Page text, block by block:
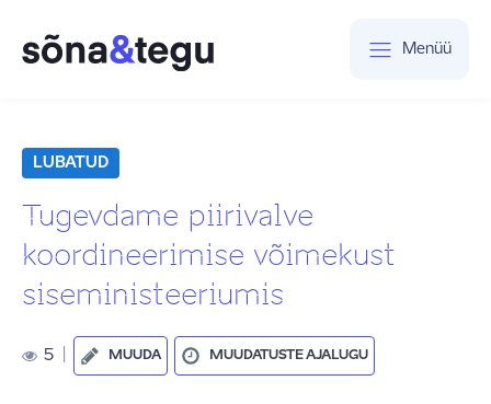
Menüü
LUBATUD
Tugevdame piirivalve
koordineerimise võimekust
siseministeeriumis
5 MUUDA MUUDATUSTE AJALUGU